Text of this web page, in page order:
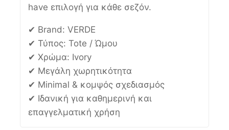
have επιλογή για κάθε σεζόν.
✔ Brand: VERDE
✔ Τύπος: Tote / Ώμου
✔ Χρώμα: Ivory
✔ Μεγάλη χωρητικότητα
✔ Minimal & κομψός σχεδιασμός
✔ Ιδανική για καθημερινή και
επαγγελματική χρήση